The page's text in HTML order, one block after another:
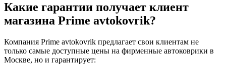
Какие гарантии получает клиент
магазина Prime avtokovrik?
Компания Prime avtokovrik предлагает свои клиентам не
только самые доступные цены на фирменные автоковрики в
Москве, но и гарантирует: